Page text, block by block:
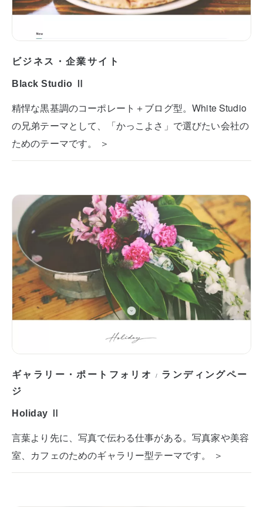
ビジネス・企業サイト
Black Studio Ⅱ
精悍な黒基調のコーポレート＋ブログ型。White Studio
の兄弟テーマとして、「かっこよさ」で選びたい会社の
ためのテーマです。 ＞
ギャラリー・ポートフォリオ / ランディングペー
ジ
Holiday Ⅱ
言葉より先に、写真で伝わる仕事がある。写真家や美容
室、カフェのためのギャラリー型テーマです。 ＞